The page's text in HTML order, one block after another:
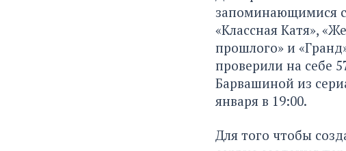
запоминающимися
«Классная Катя»,
прошлого» и
проверили на себе
Барвашиной из
января в 19:00.
Для того чтобы